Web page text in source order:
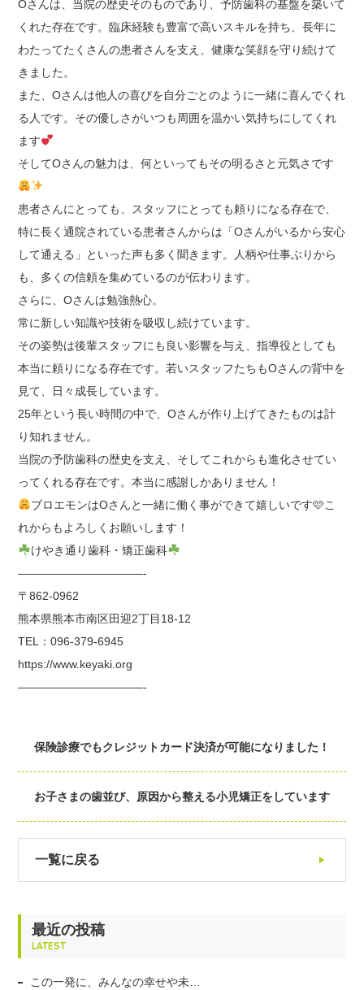
Oさんは、当院の歴史そのものであり、予防歯科の基盤を築いて
くれた存在です。臨床経験も豊富で高いスキルを持ち、長年に
わたってたくさんの患者さんを支え、健康な笑顔を守り続けて
きました。
また、Oさんは他人の喜びを自分ごとのように一緒に喜んでくれ
る人です。その優しさがいつも周囲を温かい気持ちにしてくれ
ます
そしてOさんの魅力は、何といってもその明るさと元気さです
患者さんにとっても、スタッフにとっても頼りになる存在で、
特に長く通院されている患者さんからは「Oさんがいるから安心
して通える」といった声も多く聞きます。人柄や仕事ぶりから
も、多くの信頼を集めているのが伝わります。
さらに、Oさんは勉強熱心。
常に新しい知識や技術を吸収し続けています。
その姿勢は後輩スタッフにも良い影響を与え、指導役としても
本当に頼りになる存在です。若いスタッフたちもOさんの背中を
見て、日々成長しています。
25年という長い時間の中で、Oさんが作り上げてきたものは計
り知れません。
当院の予防歯科の歴史を支え、そしてこれからも進化させてい
ってくれる存在です。本当に感謝しかありません！
ブロエモンはOさんと一緒に働く事ができて嬉しいです🩷こ
れからもよろしくお願いします！
けやき通り歯科・矯正歯科
———————————-
〒862-0962
熊本県熊本市南区田迎2丁目18-12
TEL：096-379-6945
https://www.keyaki.org
———————————-
保険診療でもクレジットカード決済が可能になりました！
お子さまの歯並び、原因から整える小児矯正をしています
一覧に戻る
最近の投稿
LATEST
この一発に、みんなの幸せや未…